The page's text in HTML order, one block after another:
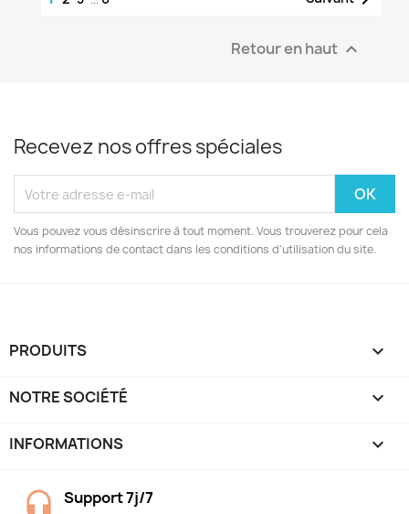
Retour en haut 
Recevez nos offres spéciales
Vous pouvez vous désinscrire à tout moment. Vous trouverez pour cela
nos informations de contact dans les conditions d'utilisation du site.
PRODUITS 
NOTRE SOCIÉTÉ 
INFORMATIONS keyboard_arrow_down
Support 7j/7